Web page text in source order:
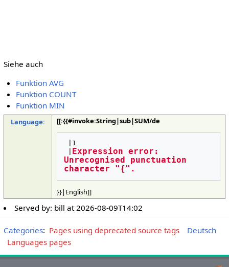
Siehe auch
Funktion AVG
Funktion COUNT
Funktion MIN
Language: [[:{{#invoke:String|sub|SUM/de
Expression error:
Unrecognised punctuation
character "{".
}}|English]]
Served by: bill at2026-08-09T14:02
Categories: Pages using deprecated source tags
Deutsch
Languages pages